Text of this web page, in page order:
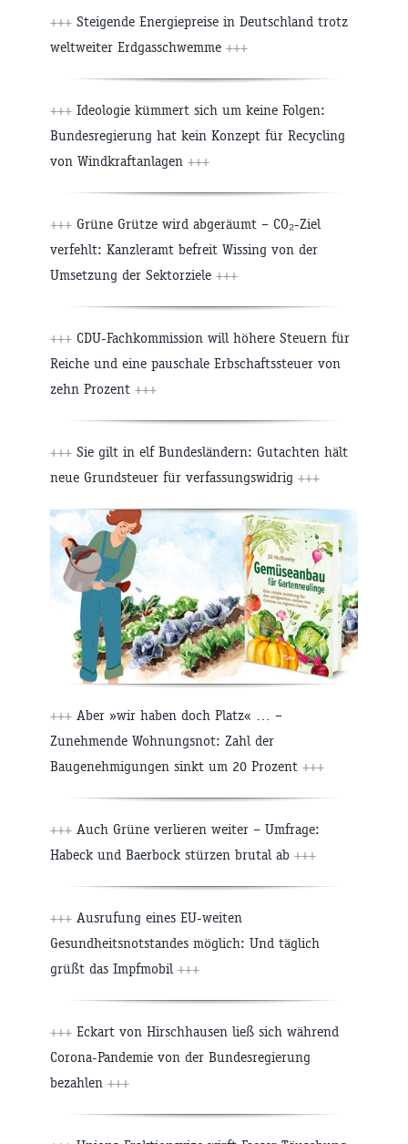
+++ Steigende Energiepreise in Deutschland trotz
weltweiter Erdgasschwemme +++
+++ Ideologie kümmert sich um keine Folgen:
Bundesregierung hat kein Konzept für Recycling
von Windkraftanlagen +++
+++ Grüne Grütze wird abgeräumt – CO₂-Ziel
verfehlt: Kanzleramt befreit Wissing von der
Umsetzung der Sektorziele +++
+++ CDU-Fachkommission will höhere Steuern für
Reiche und eine pauschale Erbschaftssteuer von
zehn Prozent +++
+++ Sie gilt in elf Bundesländern: Gutachten hält
neue Grundsteuer für verfassungswidrig +++
+++ Aber »wir haben doch Platz« … –
Zunehmende Wohnungsnot: Zahl der
Baugenehmigungen sinkt um 20 Prozent +++
+++ Auch Grüne verlieren weiter – Umfrage:
Habeck und Baerbock stürzen brutal ab +++
+++ Ausrufung eines EU-weiten
Gesundheitsnotstandes möglich: Und täglich
grüßt das Impfmobil +++
+++ Eckart von Hirschhausen ließ sich während
Corona-Pandemie von der Bundesregierung
bezahlen +++